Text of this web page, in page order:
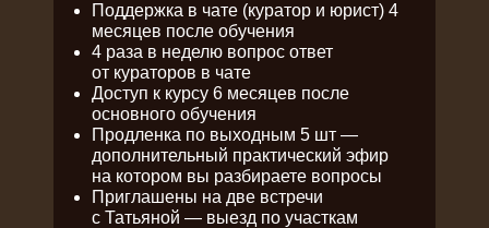
Поддержка в чате (куратор и юрист) 4
месяцев после обучения
4 раза в неделю вопрос ответ
от кураторов в чате
Доступ к курсу 6 месяцев после
основного обучения
Продленка по выходным 5 шт —
дополнительный практический эфир
на котором вы разбираете вопросы
Приглашены на две встречи
с Татьяной — выезд по участкам